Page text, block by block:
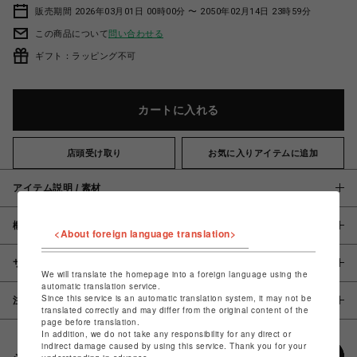
販売期間 2026年03月01日 00時00分 〜 2050年02月14日 23時59分
この商品について問い合わせる
ギフト：ラッピング不可
カートに入れる
店頭受け取り お気に入りアイテムに追加
アイテム説明 / 素材
概要
サイズ
注意事項
<About foreign language translation>
We will translate the homepage into a foreign language using the
automatic translation service.
Since this service is an automatic translation system, it may not be
translated correctly and may differ from the original content of the
page before translation.
In addition, we do not take any responsibility for any direct or
indirect damage caused by using this service. Thank you for your